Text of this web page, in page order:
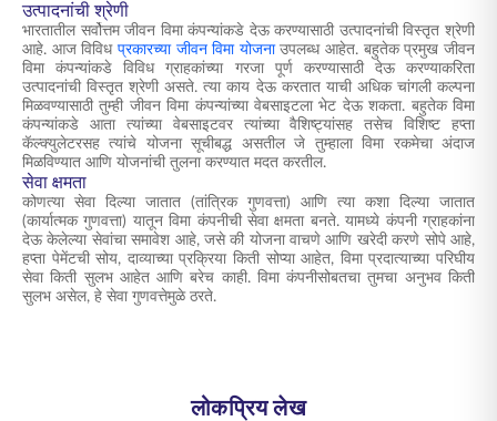
उत्पादनांची श्रेणी
भारतातील सर्वोत्तम जीवन विमा कंपन्यांकडे देऊ करण्यासाठी उत्पादनांची विस्तृत श्रेणी
आहे. आज विविध प्रकारच्या जीवन विमा योजनाउपलब्ध आहेत. बहुतेक प्रमुख जीवन
विमा कंपन्यांकडे विविध ग्राहकांच्या गरजा पूर्ण करण्यासाठी देऊ करण्याकरिता
उत्पादनांची विस्तृत श्रेणी असते. त्या काय देऊ करतात याची अधिक चांगली कल्पना
मिळवण्यासाठी तुम्ही जीवन विमा कंपन्यांच्या वेबसाइटला भेट देऊ शकता. बहुतेक विमा
कंपन्यांकडे आता त्यांच्या वेबसाइटवर त्यांच्या वैशिष्ट्यांसह तसेच विशिष्ट हप्ता
कॅल्क्युलेटरसह त्यांचे योजना सूचीबद्ध असतील जे तुम्हाला विमा रकमेचा अंदाज
मिळविण्यात आणि योजनांची तुलना करण्यात मदत करतील.
सेवा क्षमता
कोणत्या सेवा दिल्या जातात (तांत्रिक गुणवत्ता) आणि त्या कशा दिल्या जातात
(कार्यात्मक गुणवत्ता) यातून विमा कंपनीची सेवा क्षमता बनते. यामध्ये कंपनी ग्राहकांना
देऊ केलेल्या सेवांचा समावेश आहे, जसे की योजना वाचणे आणि खरेदी करणे सोपे आहे,
हप्ता पेमेंटची सोय, दाव्याच्या प्रक्रिया किती सोप्या आहेत, विमा प्रदात्याच्या परिघीय
सेवा किती सुलभ आहेत आणि बरेच काही. विमा कंपनीसोबतचा तुमचा अनुभव किती
सुलभ असेल, हे सेवा गुणवत्तेमुळे ठरते.
लोकप्रिय लेख